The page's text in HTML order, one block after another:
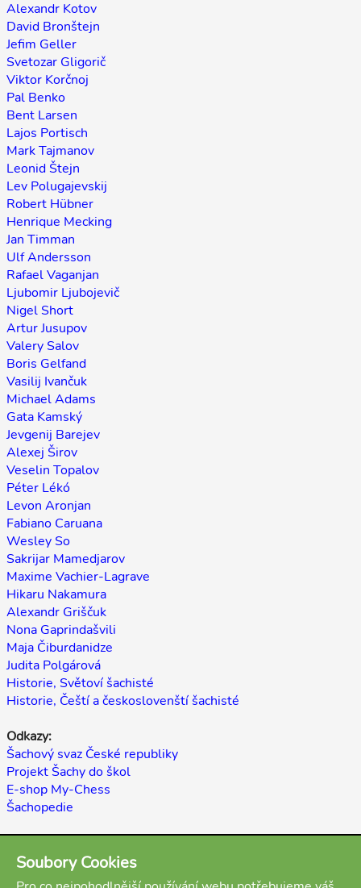
Alexandr Kotov
David Bronštejn
Jefim Geller
Svetozar Gligorič
Viktor Korčnoj
Pal Benko
Bent Larsen
Lajos Portisch
Mark Tajmanov
Leonid Štejn
Lev Polugajevskij
Robert Hübner
Henrique Mecking
Jan Timman
Ulf Andersson
Rafael Vaganjan
Ljubomir Ljubojevič
Nigel Short
Artur Jusupov
Valery Salov
Boris Gelfand
Vasilij Ivančuk
Michael Adams
Gata Kamský
Jevgenij Barejev
Alexej Širov
Veselin Topalov
Péter Lékó
Levon Aronjan
Fabiano Caruana
Wesley So
Sakrijar Mamedjarov
Maxime Vachier-Lagrave
Hikaru Nakamura
Alexandr Griščuk
Nona Gaprindašvili
Maja Čiburdanidze
Judita Polgárová
Historie, Světoví šachisté
Historie, Čeští a českoslovenští šachisté
Odkazy:
Šachový svaz České republiky
Projekt Šachy do škol
E-shop My-Chess
Šachopedie
(autoři: Miloslav Vanka, Martin Beil, Antonín Čížek, stav:
Soubory Cookies